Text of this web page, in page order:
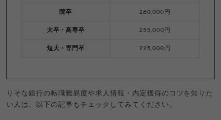
院卒 280,000円
大卒・高専卒 255,000円
短大・専門卒 225,000円
りそな銀行の転職難易度や求人情報・内定獲得のコツを知りた
い人は、以下の記事もチェックしてみてください。